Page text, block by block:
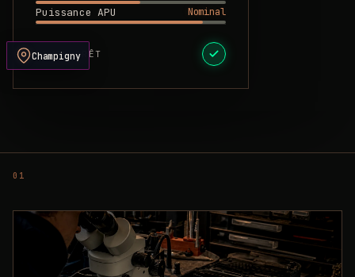
Puissance APU
Nominal
DEVIS PRÊT
Champigny